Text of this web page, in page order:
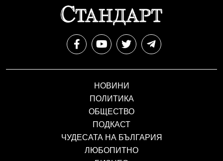
НОВИНИ
ПОЛИТИКА
ОБЩЕСТВО
ПОДКАСТ
ЧУДЕСАТА НА БЪЛГАРИЯ
ЛЮБОПИТНО